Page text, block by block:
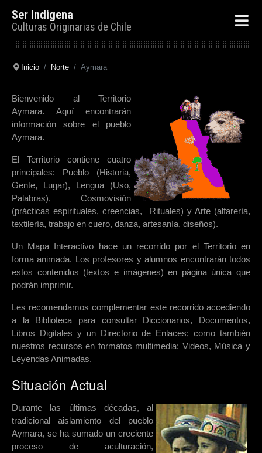
Ser Indigena
Culturas Originarias de Chile
Inicio Norte Aymara
Bienvenido al Territorio
Aymara. Aquí encontrarán
información sobre el pueblo
Aymara.
El Territorio contiene cuatro
principales: Pueblo (Historia,
Gente, Lugar), Lengua (Uso,
Palabras), Cosmovisión
(prácticas espirituales, creencias, Rituales) y Arte (alfarería,
textilería, trabajo en cuero, danza, artesanía, diseños).
Un Mapa Interactivo hace un recorrido por el Territorio en
forma animada. Los profesores y alumnos encontrarán todos
estos contenidos (textos e imágenes) en página única que
podrán imprimir.
Les recomendamos complementar este recorrido accediendo
a la Biblioteca para consultar Diccionarios, Documentos,
Libros Digitales y un Directorio de Enlaces; como también
nuestros recursos en formatos multimedia: Videos, Música y
Leyendas Animadas.
Situación Actual
Durante las últimas décadas, al
tradicional aislamiento del pueblo
Aymara, se ha sumado un creciente
proceso de aculturación,